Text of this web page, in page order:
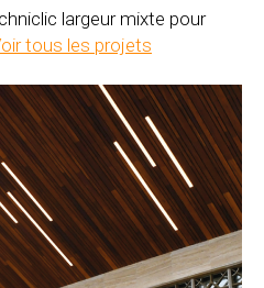
largeur mixte pour
tous les projets